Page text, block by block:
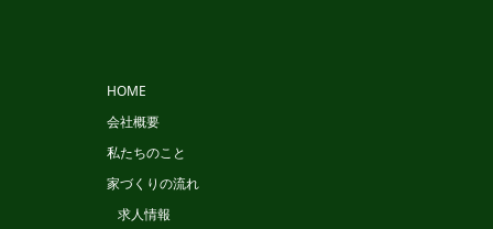
HOME
会社概要
私たちのこと
家づくりの流れ
求人情報